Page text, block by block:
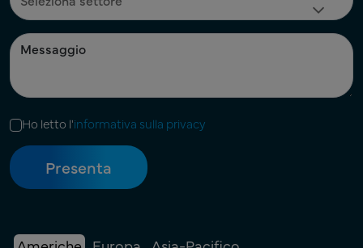
Ho letto l'informativa sulla privacy